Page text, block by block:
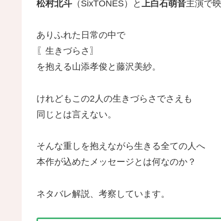
松村北斗 （SixTONES）と 上白石萌音主演で
ありふれた日常の中で
〖生きづらさ〗
を抱える山添孝俊と藤沢美紗。
けれどもこの2人の生きづらさでさえも
同じとは言えない。
そんな重しを抱えながら生きる全ての人へ
本作が込めたメッセージとは何なのか？
ネタバレ解説、考察しています。